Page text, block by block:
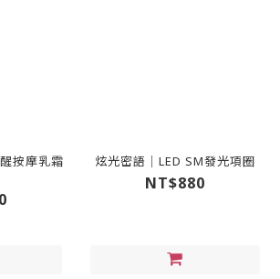
按摩乳霜
炫光密語｜LED SM發光項圈
NT$880